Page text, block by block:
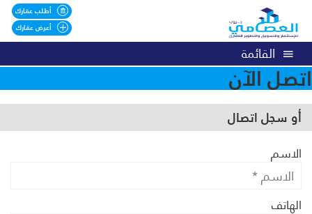
أطلب عقارك
أعرض عقارك
القائمة
اتصل الآن
أو سجل اتصال
الاسم
الهاتف